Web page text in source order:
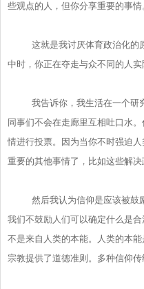
些观点的人，但你分享重要的事情
这就是我讨厌体育政治化的
中时， 你正在夺走与众不同的人实
我告诉你，我生活在一个研
同事们不会在走廊里互相吐口水
情进行投票。
因为当你不时强迫
重要的其他事情了， 比如这些解
然后我认为信仰是应该被鼓
我们不鼓励人们可以确定什么是合
不是来自人类的本能。
人类的本
宗教提供了道德准则。多种信仰传